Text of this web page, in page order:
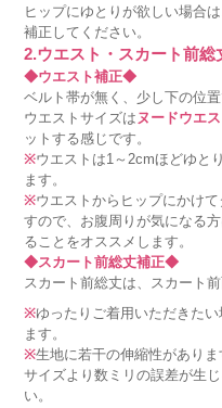
ヒップにゆとりが欲しい場合
補正してください。
2.ウエスト・スカート前総
◆ウエスト補正◆
ベルト帯が無く、少し下の位
ウエストサイズは ヌードウエ
ットする感じです。
※ウエストは1～2cmほどゆと
ます。
※ウエストからヒップにかけ
すので、お腹周りが気になる
ることをオススメします。
◆スカート前総丈補正◆
スカート前総丈は、スカート前
※ゆったりご着用いただきた
ます。
※生地に若干の伸縮性があり
サイズより数ミリの誤差が生
い。